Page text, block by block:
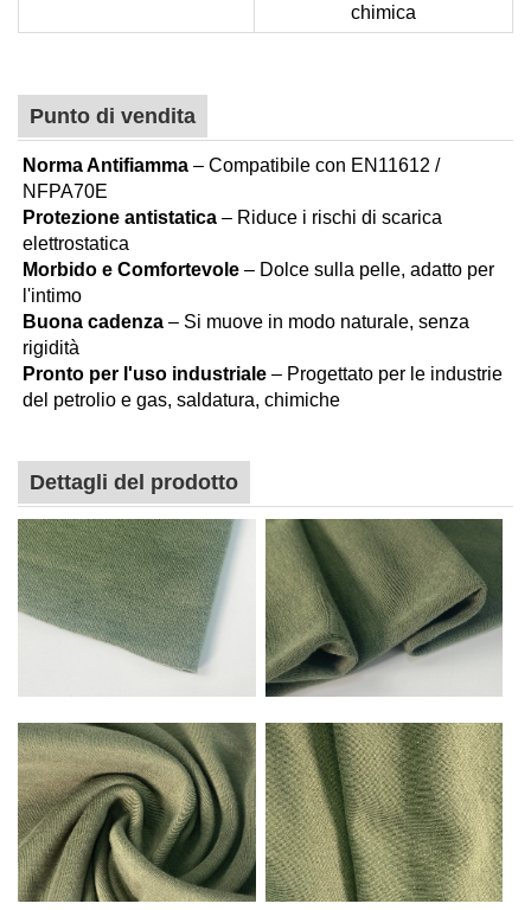
chimica
Punto di vendita
Norma Antifiamma – Compatibile con EN11612 /
NFPA70E
Protezione antistatica – Riduce i rischi di scarica
elettrostatica
Morbido e Comfortevole – Dolce sulla pelle, adatto per
l'intimo
Buona cadenza – Si muove in modo naturale, senza
rigidità
Pronto per l'uso industriale – Progettato per le industrie
del petrolio e gas, saldatura, chimiche
Dettagli del prodotto